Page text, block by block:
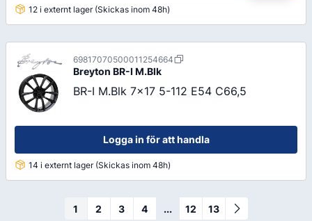
12 i externt lager (Skickas inom 48h)
69817070500011254664
Breyton BR-I M.Blk
BR-I M.Blk 7x17 5-112 E54 C66,5
Logga in för att handla
14 i externt lager (Skickas inom 48h)
1 2 3 4 ... 12 13